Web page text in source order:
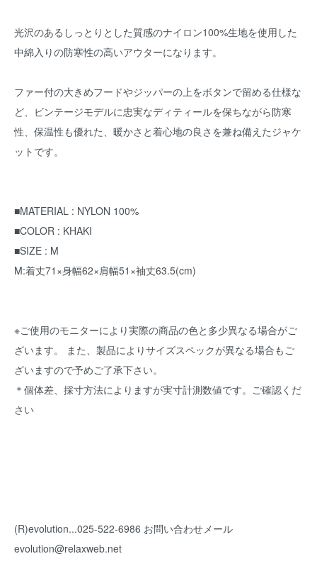
光沢のあるしっとりとした質感のナイロン100%生地を使用した
中綿入りの防寒性の高いアウターになります。
ファー付の大きめフードやジッパーの上をボタンで留める仕様な
ど、ビンテージモデルに忠実なディティールを保ちながら防寒
性、保温性も優れた、暖かさと着心地の良さを兼ね備えたジャケ
ットです。
■MATERIAL : NYLON 100%
■COLOR : KHAKI
■SIZE : M
M:着丈71×身幅62×肩幅51×袖丈63.5(cm)
※ご使用のモニターにより実際の商品の色と多少異なる場合がご
ざいます。 また、製品によりサイズスペックが異なる場合もご
ざいますので予めご了承下さい。
＊個体差、採寸方法によりますが実寸計測数値です。ご確認くだ
さい
(R)evolution...025-522-6986 お問い合わせメール
evolution@relaxweb.net